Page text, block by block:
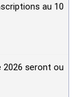
au 10
2026 seront ou